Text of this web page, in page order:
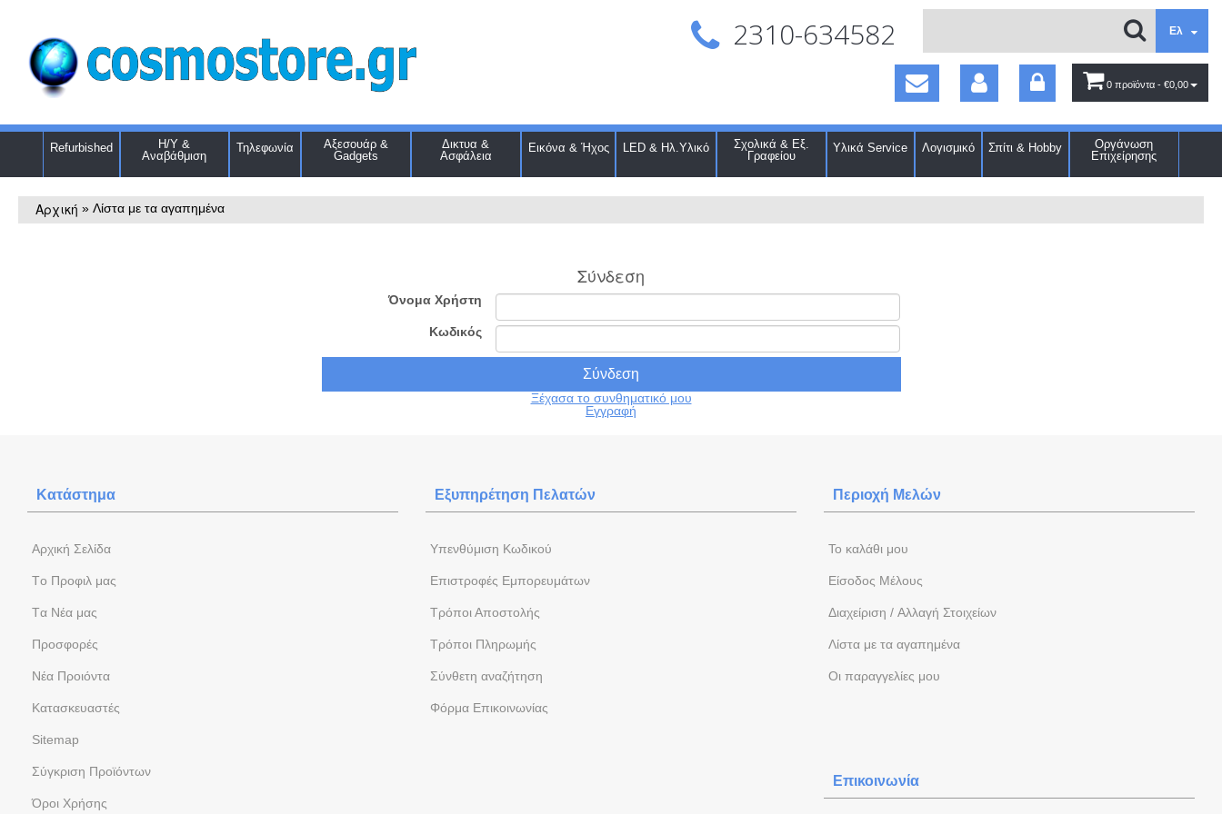
Ελ
2310-634582
0 προϊόντα - €0,00
Refurbished
Η/Υ &
Αναβάθμιση
Τηλεφωνία
Αξεσουάρ &
Gadgets
Δικτυα &
Ασφάλεια
Εικόνα & Ήχος LED & Ηλ.Υλικό
Σχολικά & Εξ.
Γραφείου
Υλικά Service Λογισμικό Σπίτι & Hobby
Οργάνωση
Επιχείρησης
Αρχική » Λίστα με τα αγαπημένα
Σύνδεση
Όνομα Χρήστη
Κωδικός
Ξέχασα το συνθηματικό μου
Εγγραφή
Κατάστημα
Aρχική Σελίδα
Tο Προφιλ μας
Tα Νέα μας
Προσφορές
Νέα Προιόντα
Kατασκευαστές
Sitemap
Σύγκριση Προϊόντων
Όροι Χρήσης
Εξυπηρέτηση Πελατών
Yπενθύμιση Κωδικού
Επιστροφές Εμπορευμάτων
Τρόποι Αποστολής
Τρόποι Πληρωμής
Σύνθετη αναζήτηση
Φόρμα Eπικοινωνίας
Περιοχή Mελών
To καλάθι μου
Eίσοδος Μέλους
Διαχείριση / Aλλαγή Στοιχείων
Λίστα με τα αγαπημένα
Oι παραγγελίες μου
Επικοινωνία